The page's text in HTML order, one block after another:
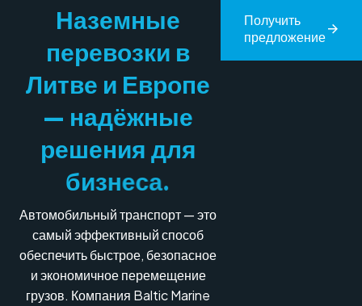
Наземные
перевозки в
Литве и Европе
— надёжные
решения для
бизнеса.
Автомобильный транспорт — это
самый эффективный способ
обеспечить быстрое, безопасное
и экономичное перемещение
грузов. Компания Baltic Marine
Получить
предложение